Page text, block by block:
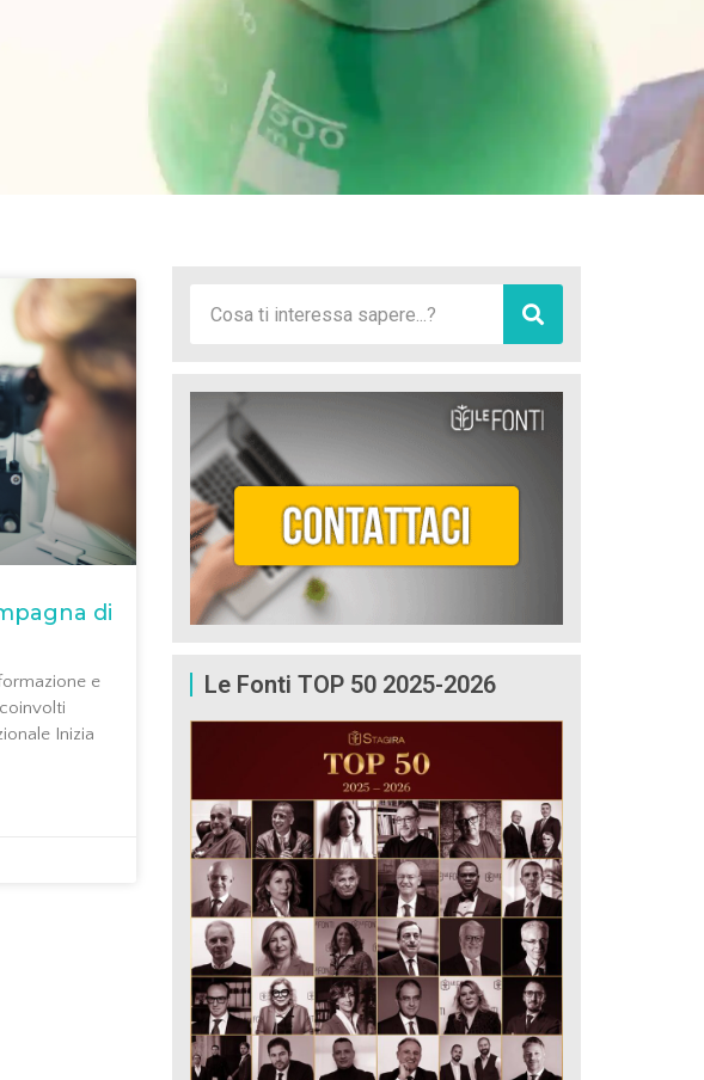
di
e
Inizia
Le Fonti TOP 50 2025-2026